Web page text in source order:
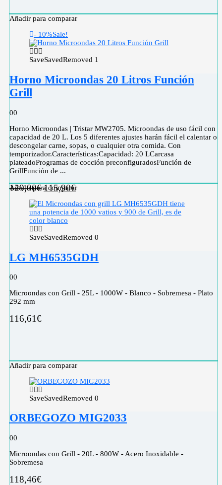
Añadir para comparar
- 10%Sale!
SaveSavedRemoved 1
Horno Microondas 20 Litros Función
Grill
00
Horno Microondas | Tristar MW2705. Microondas de uso fácil con
capacidad de 20 L. Los 5 diferentes ajustes harán fácil el calentar o
descongelar carne, sopas, o cualquier otra comida. Con
temporizador.Características:Capacidad: 20 LCarcasa
plateadoProgramas de cocción preconfiguradosFunción de
GrillFunción de ...
129,00€115,90€
Añadir para comparar
SaveSavedRemoved 0
LG MH6535GDH
00
Microondas con Grill - 25L - 1000W - Blanco - Sobremesa - Plato
292 mm
116,61€
Añadir para comparar
SaveSavedRemoved 0
ORBEGOZO MIG2033
00
Microondas con Grill - 20L - 800W - Acero Inoxidable -
Sobremesa
118,46€